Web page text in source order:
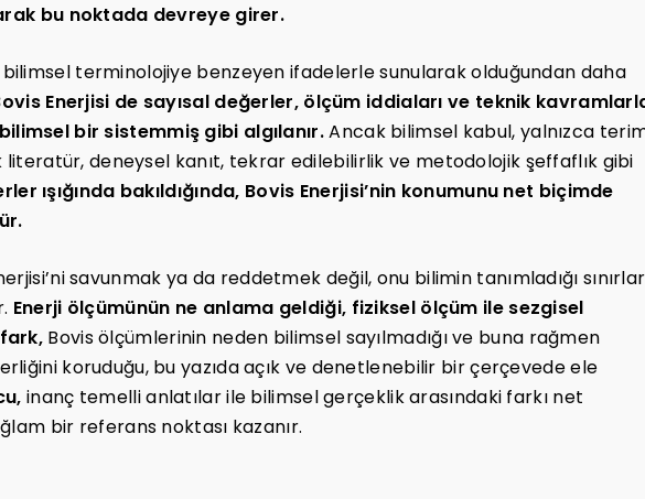
bu noktada devreye girer.
terminolojiye benzeyen ifadelerle sunularak olduğundan daha
Enerjisi de sayısal değerler, ölçüm iddiaları ve teknik
bilimsel bir sistemmiş gibi algılanır.Ancak bilimsel kabul, yalnızca
literatür, deneysel kanıt, tekrar edilebilirlik ve metodolojik şeffaflık gibi
ışığında bakıldığında, Bovis Enerjisi’nin konumunu net biçimde
savunmak ya da reddetmek değil, onu bilimin tanımladığı sınırlar
Enerji ölçümünün ne anlama geldiği, fiziksel ölçüm ile sezgisel
Bovis ölçümlerinin neden bilimsel sayılmadığı ve buna rağmen
koruduğu, bu yazıda açık ve denetlenebilir bir çerçevede ele
inanç temelli anlatılar ile bilimsel gerçeklik arasındaki farkı net
bir referans noktası kazanır.